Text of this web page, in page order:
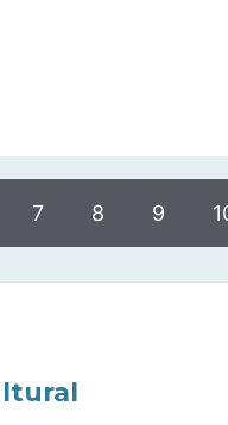
7 8 9